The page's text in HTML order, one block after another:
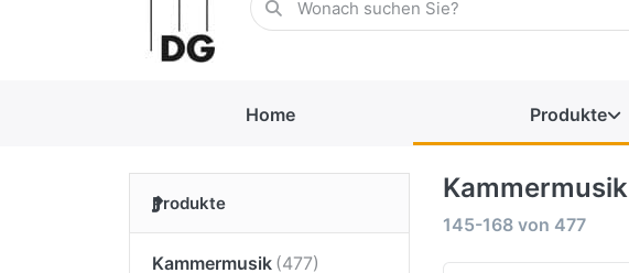
Home Produkte
Produkte
Kammermusik
Kammermusik
145-168 von 477